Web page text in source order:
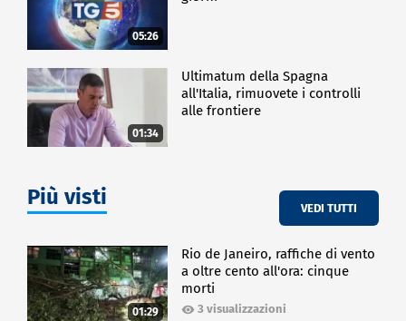
05:26
01:34
Ultimatum della Spagna
all'Italia, rimuovete i controlli
alle frontiere
Più visti VEDI TUTTI
01:29
Rio de Janeiro, raffiche di vento
a oltre cento all'ora: cinque
morti
3 visualizzazioni